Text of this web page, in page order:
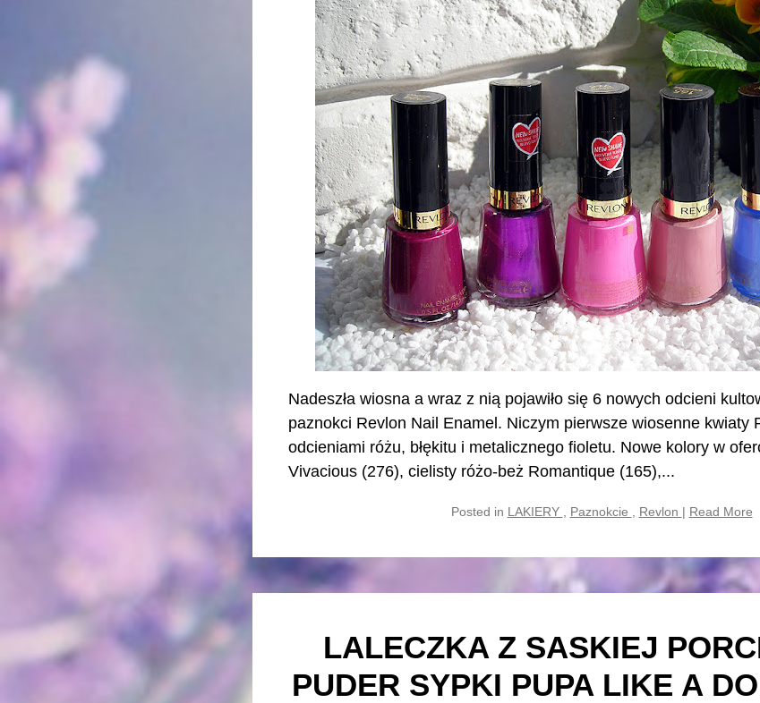
Nadeszła wiosna a wraz z nią pojawiło się 6 nowych odcieni
paznokci Revlon Nail Enamel. Niczym pierwsze wiosenne kwiaty
odcieniami różu, błękitu i metalicznego fioletu. Nowe kolory w
Vivacious (276), cielisty różo-beż Romantique (165),...
Posted in LAKIERY Paznokcie Revlon | Read More
LALECZKA Z SASKIEJ
PUDER SYPKI PUPA LIKE A